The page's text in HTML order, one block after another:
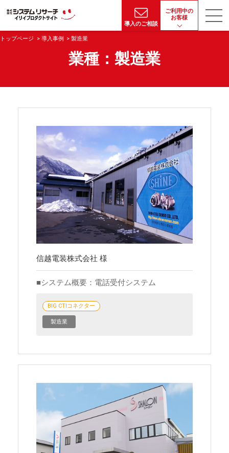
導入のご相談
ご利用中の
お客様
トップページ 導入事例 製造業
業種：製造業
信越電装株式会社 様
システム概要：電話受付システム
BIG CTIコネクター
製造業